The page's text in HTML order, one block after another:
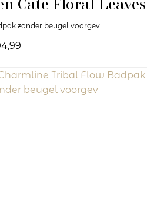
Cate Floral Leaves
zonder beugel voorgev